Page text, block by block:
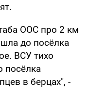
ООС про 2 км
до посёлка
ВСУ тихо
посёлка
в берцах", -